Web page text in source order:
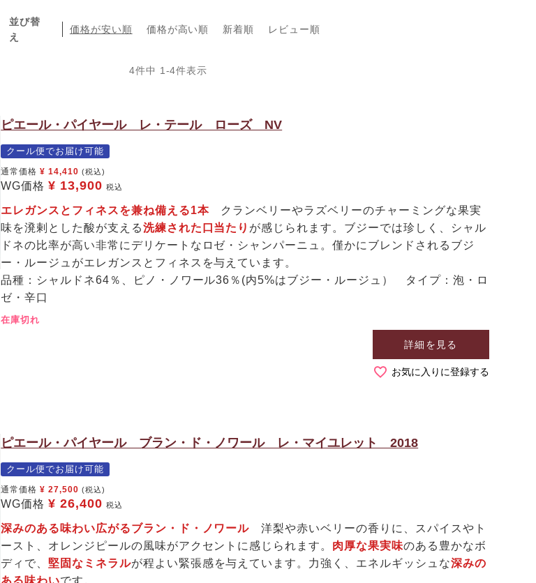
並び替
え
価格が安い順 価格が高い順 新着順 レビュー順
4件中 1 -4件表示
ピエール・パイヤール レ・テール ローズ NV
クール便でお届け可能
通常価格 ¥ 14,410 (税込)
WG価格 ¥ 13,900 税込
エレガンスとフィネスを兼ね備える1本 クランベリーやラズベリーのチャーミングな果実
味を溌剌とした酸が支える洗練された口当たり が感じられます。ブジーでは珍しく、シャル
ドネの比率が高い非常にデリケートなロゼ・シャンパーニュ。僅かにブレンドされる ブジ
ー・ルージュ がエレガンスとフィネスを与えています。
品種： シャルドネ64％、ピノ・ノワール36％(内5%はブジー・ルージュ）
タイプ：泡・ロ
ゼ・辛口
在庫切れ
詳細を見る
お気に入りに登録する
ピエール・パイヤール ブラン・ド・ノワール レ・マイユレット 2018
クール便でお届け可能
通常価格 ¥ 27,500 (税込)
WG価格 ¥ 26,400 税込
深みのある味わい広がるブラン・ド・ノワール洋梨や赤いベリーの香りに、スパイスやト
ースト、オレンジピールの風味がアクセントに感じられます。 肉厚な果実味のある豊かなボ
ディで、堅固なミネラルが程よい緊張感を与えています。力強く、エネルギッシュな深みの
ある味わいです。